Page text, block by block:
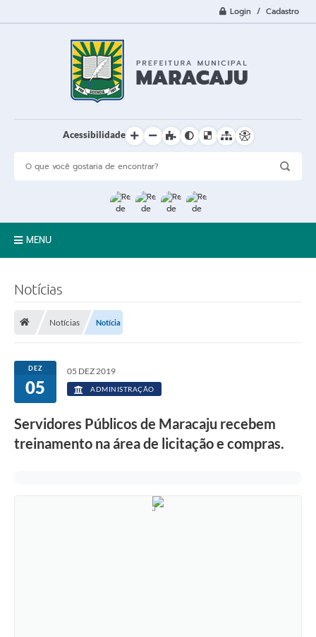
Login / Cadastro
Acessibilidade
MENU
LGPD
Licitações
Transparência
Notícias
Notícias Notícia
DEZ
05
05 DEZ 2019
ADMINISTRAÇÃO
Servidores Públicos de Maracaju recebem
treinamento na área de licitação e compras.